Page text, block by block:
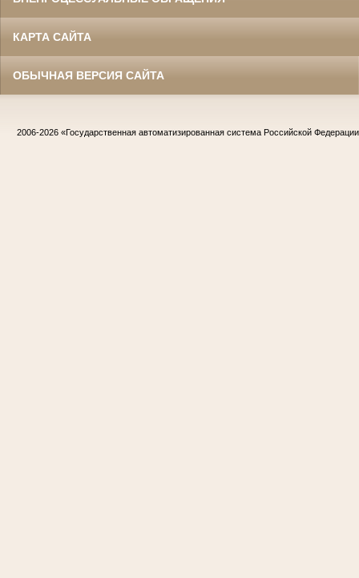
КАРТА САЙТА
ОБЫЧНАЯ ВЕРСИЯ САЙТА
2006-2026 «Государственная автоматизированная система Российской